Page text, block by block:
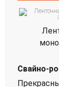
Свайно-